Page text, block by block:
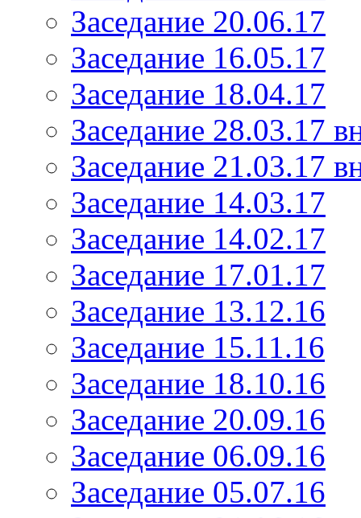
Заседание 20.06.17
Заседание 16.05.17
Заседание 18.04.17
Заседание 28.03.17
Заседание 21.03.17
Заседание 14.03.17
Заседание 14.02.17
Заседание 17.01.17
Заседание 13.12.16
Заседание 15.11.16
Заседание 18.10.16
Заседание 20.09.16
Заседание 06.09.16
Заседание 05.07.16